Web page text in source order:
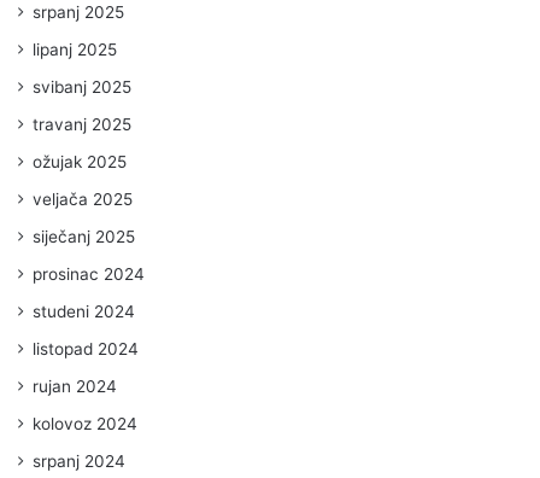
srpanj 2025
lipanj 2025
svibanj 2025
travanj 2025
ožujak 2025
veljača 2025
siječanj 2025
prosinac 2024
studeni 2024
listopad 2024
rujan 2024
kolovoz 2024
srpanj 2024